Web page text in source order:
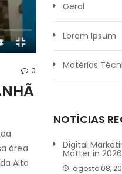
0
área
Alta
Geral
Lorem Ipsum
Matérias
NOTÍCIAS
Digital
Matter in 2026
agosto 08,